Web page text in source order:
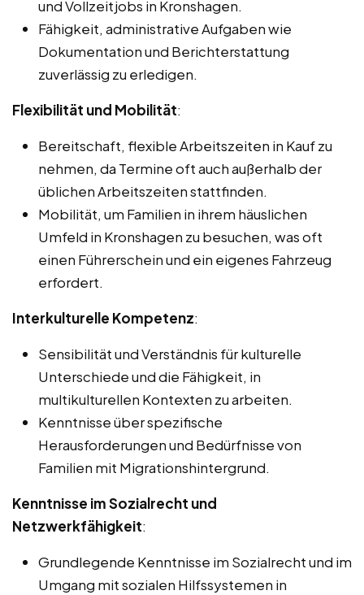
und Vollzeitjobs in Kronshagen.
Fähigkeit, administrative Aufgaben wie
Dokumentation und Berichterstattung
zuverlässig zu erledigen.
Flexibilität und Mobilität:
Bereitschaft, flexible Arbeitszeiten in Kauf zu
nehmen, da Termine oft auch außerhalb der
üblichen Arbeitszeiten stattfinden.
Mobilität, um Familien in ihrem häuslichen
Umfeld in Kronshagen zu besuchen, was oft
einen Führerschein und ein eigenes Fahrzeug
erfordert.
Interkulturelle Kompetenz:
Sensibilität und Verständnis für kulturelle
Unterschiede und die Fähigkeit, in
multikulturellen Kontexten zu arbeiten.
Kenntnisse über spezifische
Herausforderungen und Bedürfnisse von
Familien mit Migrationshintergrund.
Kenntnisse im Sozialrecht und
Netzwerkfähigkeit:
Grundlegende Kenntnisse im Sozialrecht und im
Umgang mit sozialen Hilfssystemen in